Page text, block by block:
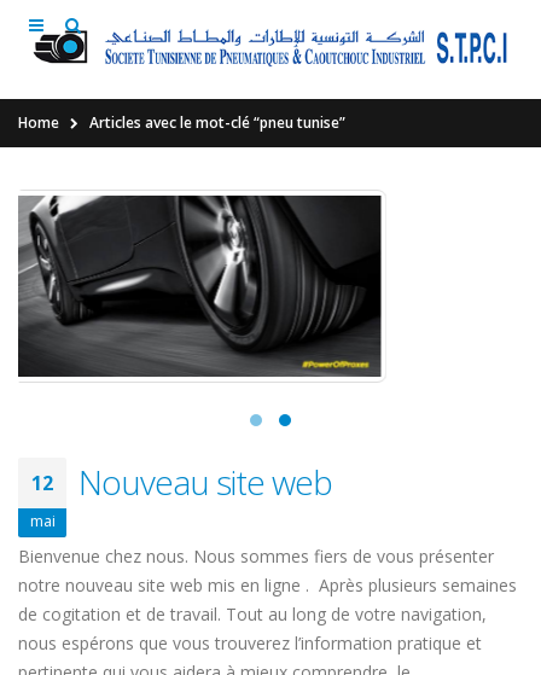
Home Articles avec le mot-clé “pneu tunise”
12
mai
Nouveau site web
Bienvenue chez nous. Nous sommes fiers de vous présenter
notre nouveau site web mis en ligne . Après plusieurs semaines
de cogitation et de travail. Tout au long de votre navigation,
nous espérons que vous trouverez l’information pratique et